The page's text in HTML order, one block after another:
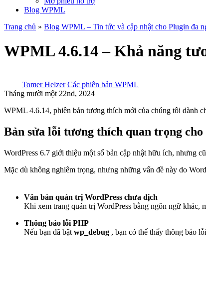
Blog WPML
Trang chủ » Blog WPML – Tin tức và cập nhật cho Plugin đa
WPML 4.6.14 – Khả năng
Tomer Helzer Các phiên bản WPML
Tháng mười một 22nd, 2024
WPML 4.6.14, phiên bản tương thích mới của chúng tôi dành
Bản sửa lỗi tương thích quan trọng cho
WordPress 6.7 giới thiệu một số bản cập nhật hữu ích, nhưng
Mặc dù không nghiêm trọng, nhưng những vấn đề này do
Văn bản quản trị WordPress chưa dịch
Khi xem trang quản trị WordPress bằng ngôn ngữ khác,
Thông báo lỗi PHP
Nếu bạn đã bật wp_debug , bạn có thể thấy thông báo